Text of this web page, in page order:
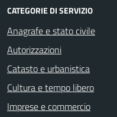
CATEGORIE DI SERVIZIO
Anagrafe e stato civile
Autorizzazioni
Catasto e urbanistica
Cultura e tempo libero
Imprese e commercio